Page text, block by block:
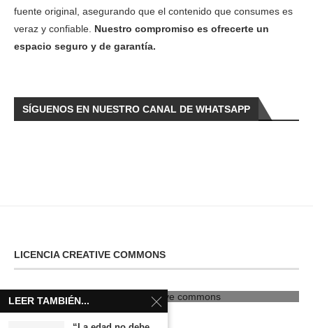
fuente original, asegurando que el contenido que consumes es
veraz y confiable. Nuestro compromiso es ofrecerte un
espacio seguro y de garantía.
SÍGUENOS EN NUESTRO CANAL DE WHATSAPP
LICENCIA CREATIVE COMMONS
licencia creative commons
LEER TAMBIÉN...